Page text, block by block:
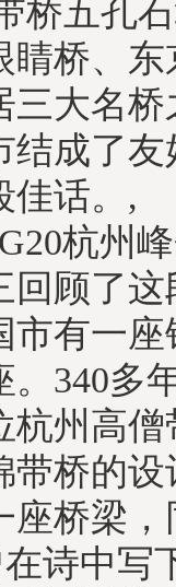
五孔石
睛桥、
三大
结成了
佳话
杭州
回顾了
市有一
340多
杭州高
带桥的
座桥梁
中写